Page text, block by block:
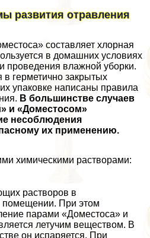
развития отравления
составляет хлорная
в домашних условиях
проведения влажной уборки.
герметично закрытых
упаковке написаны правила
В большинстве случаев
и «Доместосом»
несоблюдения
их применению.
химическими растворами:
растворов в
помещении. При этом
парами «Доместоса» и
летучим веществом. В
он испаряется. При